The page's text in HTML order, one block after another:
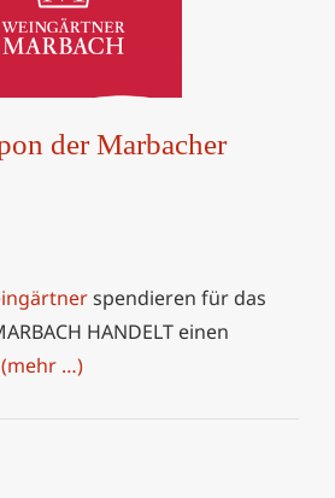
der
Marbacher
der Marbacher
spendieren für das
HANDELT einen
(mehr …)